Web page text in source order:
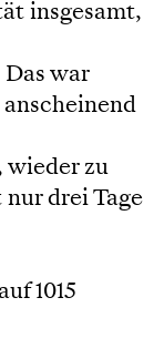
insgesamt,
war
wieder zu
drei Tage
1015